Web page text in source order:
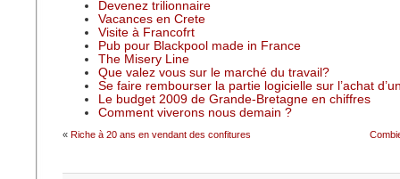
Devenez trilionnaire
Vacances en Crete
Visite à Francofrt
Pub pour Blackpool made in France
The Misery Line
Que valez vous sur le marché du travail?
Se faire rembourser la partie logicielle sur l’achat
Le budget 2009 de Grande-Bretagne en chiffres
Comment viverons nous demain ?
« Riche à 20 ans en vendant des confitures